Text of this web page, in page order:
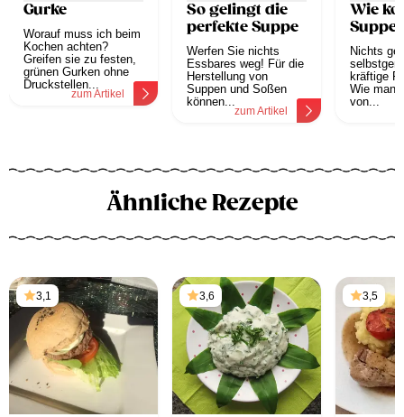
Gurke
Worauf muss ich beim
Kochen achten?
Greifen sie zu festen,
grünen Gurken ohne
Druckstellen...
zum Artikel
So gelingt die
perfekte Suppe
Werfen Sie nichts
Essbares weg! Für die
Herstellung von
Suppen und Soßen
können...
zum Artikel
Wie
Nichts
kräftige
Wie man
von...
Ähnliche Rezepte
3,1 3,6 3,5